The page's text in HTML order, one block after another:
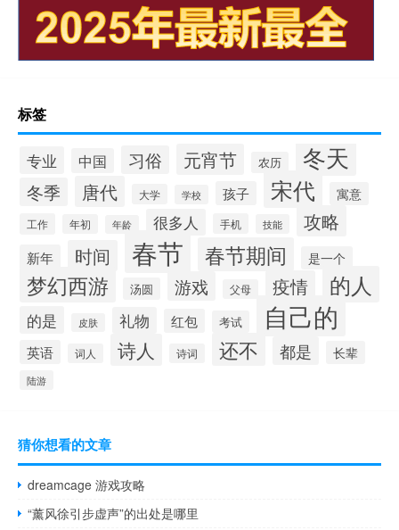
标签
专业 中国 习俗 元宵节 农历 冬天
冬季 唐代 大学 学校 孩子 宋代 寓意
工作 年初 年龄 很多人 手机 技能 攻略
新年 时间 春节 春节期间 是一个
梦幻西游 汤圆 游戏 父母 疫情 的人
的是 皮肤 礼物 红包 考试 自己的
英语 词人 诗人 诗词 还不 都是 长辈
陆游
猜你想看的文章
dreamcage 游戏攻略
“薰风徐引步虚声”的出处是哪里